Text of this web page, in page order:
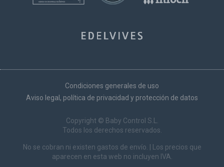
Condiciones generales de uso
Aviso legal, política de privacidad y protección de datos
Copyright © Baby Control S.L.
Todos los derechos reservados.
No se cobran ni existen gastos de envío. | Los precios que
aparecen en esta web no incluyen IVA.